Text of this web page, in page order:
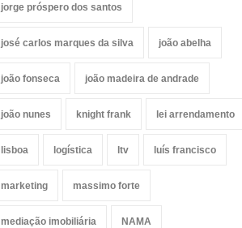
jorge próspero dos santos
josé carlos marques da silva joão abelha
joão fonseca joão madeira de andrade
joão nunes knight frank lei arrendamento
lisboa logística ltv luís francisco
marketing massimo forte
mediação imobiliária NAMA